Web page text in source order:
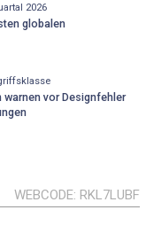
2026
globalen
vor Designfehler
WEBCODE RKL7LUBF